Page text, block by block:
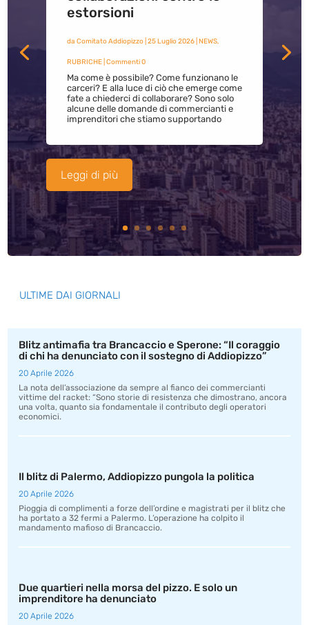
estorsioni
da Comitato Addiopizzo| 25 Luglio 2026| NEWS,
RUBRICHE| Commenti 0
Ma come è possibile? Come funzionano le
carceri? E alla luce di ciò che emerge come
fate a chiederci di collaborare? Sono solo
alcune delle domande di commercianti e
imprenditori che stiamo supportando
Leggi di più
ULTIME DAI GIORNALI
Blitz antimafia tra Brancaccio e Sperone: “Il coraggio
di chi ha denunciato con il sostegno di Addiopizzo”
20 Aprile 2026
La nota dell’associazione da sempre al fianco dei commercianti
vittime del racket: “Sono storie di resistenza che dimostrano, ancora
una volta, quanto sia fondamentale il contributo degli operatori
economici.
Il blitz di Palermo, Addiopizzo pungola la politica
20 Aprile 2026
Pioggia di complimenti a forze dell’ordine e magistrati per il blitz che
ha portato a 32 fermi a Palermo. L’operazione ha colpito il
mandamento mafioso di Brancaccio.
Due quartieri nella morsa del pizzo. E solo un
imprenditore ha denunciato
20 Aprile 2026